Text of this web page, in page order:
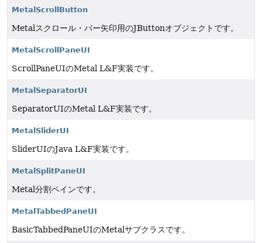
MetalScrollButton
Metalスクロール・バー矢印用のJButtonオブジェクトです。
MetalScrollPaneUI
ScrollPaneUIのMetal L&F実装です。
MetalSeparatorUI
SeparatorUIのMetal L&F実装です。
MetalSliderUI
SliderUIのJava L&F実装です。
MetalSplitPaneUI
Metal分割ペインです。
MetalTabbedPaneUI
BasicTabbedPaneUIのMetalサブクラスです。